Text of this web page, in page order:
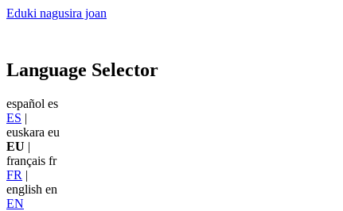
Eduki nagusira joan
Language Selector
español es
ES |
euskara eu
EU |
français fr
FR |
english en
EN